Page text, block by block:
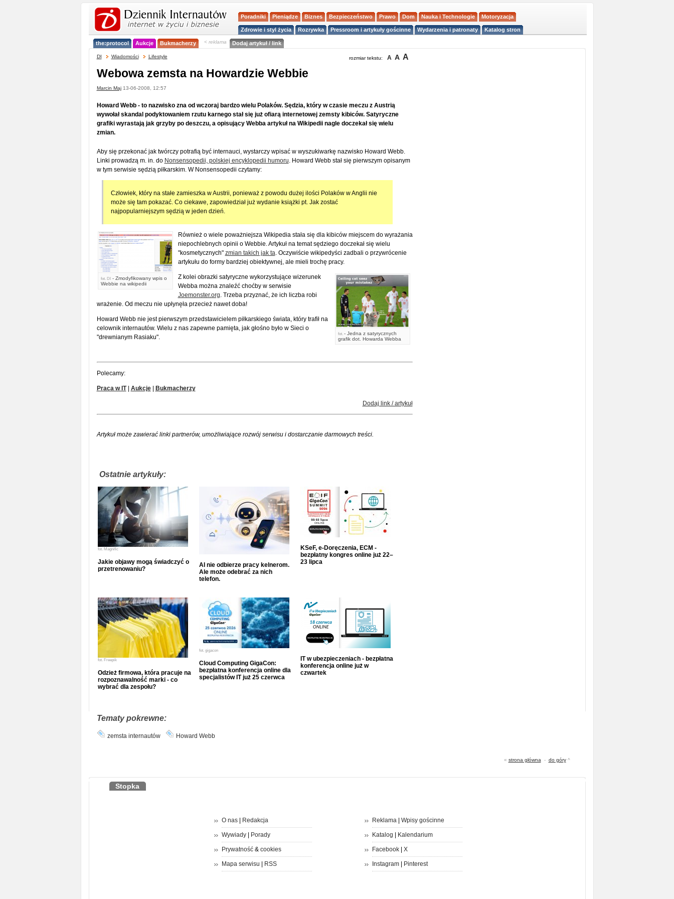
Poradniki Pieniądze Biznes Bezpieczeństwo Prawo Dom Nauka i Technologie Motoryzacja
Zdrowie i styl życia Rozrywka Pressroom i artykuły gościnne Wydarzenia i patronaty Katalog stron
the:protocol Aukcje Bukmacherzy < reklama Dodaj artykuł / link
DI Wiadomości Lifestyle rozmiar tekstu: A A A
Webowa zemsta na Howardzie Webbie
Marcin Maj13-06-2008, 12:57
Howard Webb - to nazwisko zna od wczoraj bardzo wielu Polaków. Sędzia, który w czasie meczu z Austrią
wywołał skandal podyktowaniem rzutu karnego stał się już ofiarą internetowej zemsty kibiców. Satyryczne
grafiki wyrastają jak grzyby po deszczu, a opisujący Webba artykuł na Wikipedii nagle doczekał się wielu
zmian.
Aby się przekonać jak twórczy potrafią być internauci, wystarczy wpisać w wyszukiwarkę nazwisko Howard Webb.
Linki prowadzą m. in. do Nonsensopedii, polskiej encyklopedii humoru. Howard Webb stał się pierwszym opisanym
w tym serwisie sędzią piłkarskim. W Nonsensopedii czytamy:
Człowiek, który na stałe zamieszka w Austrii, ponieważ z powodu dużej ilości Polaków w Anglii nie
może się tam pokazać. Co ciekawe, zapowiedział już wydanie książki pt. Jak zostać
najpopularniejszym sędzią w jeden dzień.
fot. DI- Zmodyfikowany wpis o
Webbie na wikipedii
Również o wiele poważniejsza Wikipedia stała się dla kibiców miejscem do wyrażania
niepochlebnych opinii o Webbie. Artykuł na temat sędziego doczekał się wielu
"kosmetycznych" zmian takich jak ta. Oczywiście wikipedyści zadbali o przywrócenie
artykułu do formy bardziej obiektywnej, ale mieli trochę pracy.
fot. - Jedna z satyrycznych
grafik dot. Howarda Webba
Z kolei obrazki satyryczne wykorzystujące wizerunek
Webba można znaleźć choćby w serwisie
Joemonster.org. Trzeba przyznać, że ich liczba robi
wrażenie. Od meczu nie upłynęła przecież nawet doba!
Howard Webb nie jest pierwszym przedstawicielem piłkarskiego świata, który trafił na
celownik internautów. Wielu z nas zapewne pamięta, jak głośno było w Sieci o
"drewnianym Rasiaku".
Polecamy:
Praca w IT| Aukcje| Bukmacherzy
Dodaj link / artykuł
Artykuł może zawierać linki partnerów, umożliwiające rozwój serwisu i dostarczanie darmowych treści.
Ostatnie artykuły:
fot. Magnific
Jakie objawy mogą świadczyć o
przetrenowaniu?
AI nie odbierze pracy kelnerom.
Ale może odebrać za nich
telefon.
KSeF, e-Doręczenia, ECM -
bezpłatny kongres online już 22–
23 lipca
fot. Freepik
Odzież firmowa, która pracuje na
rozpoznawalność marki - co
wybrać dla zespołu?
fot. gigacon
Cloud Computing GigaCon:
bezpłatna konferencja online dla
specjalistów IT już 25 czerwca
IT w ubezpieczeniach - bezpłatna
konferencja online już w
czwartek
Tematy pokrewne:
zemsta internautów Howard Webb
« strona główna - do góry^
Stopka
O nas| Redakcja
Wywiady| Porady
Prywatność& cookies
Mapa serwisu RSS
Reklama| Wpisy gościnne
Katalog Kalendarium
Facebook| X
Instagram| Pinterest